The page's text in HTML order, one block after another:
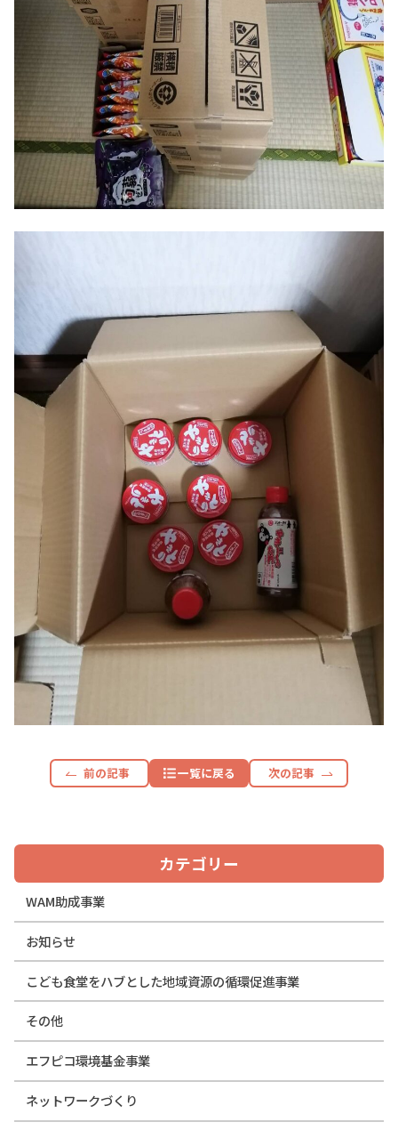
前の記事 一覧に戻る 次の記事
カテゴリー
WAM助成事業
お知らせ
こども食堂をハブとした地域資源の循環促進事業
その他
エフピコ環境基金事業
ネットワークづくり